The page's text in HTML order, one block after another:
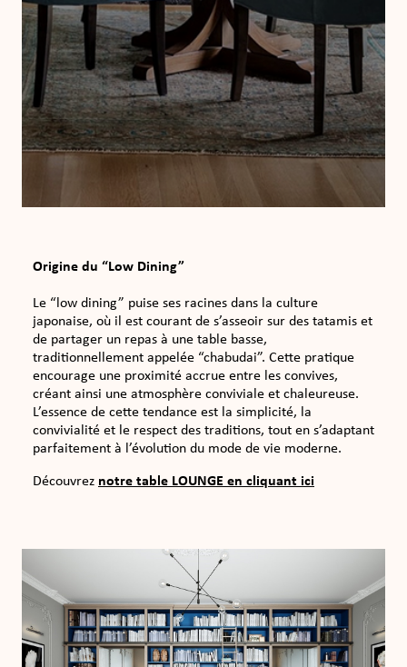
Origine du “Low Dining”
Le “low dining” puise ses racines dans la culture
japonaise, où il est courant de s’asseoir sur des tatamis et
de partager un repas à une table basse,
traditionnellement appelée “chabudai”. Cette pratique
encourage une proximité accrue entre les convives,
créant ainsi une atmosphère conviviale et chaleureuse.
L’essence de cette tendance est la simplicité, la
convivialité et le respect des traditions, tout en s’adaptant
parfaitement à l’évolution du mode de vie moderne.
Découvrez notre table LOUNGE en cliquant ici